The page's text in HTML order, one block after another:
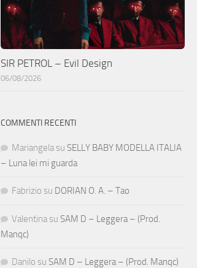
SIR PETROL – Evil Design
06/08/2026
COMMENTI RECENTI
Mariangela su SELLY BABY MODELLA ITALIA
– Luna lei mi guarda
Fabrizio su DORIAN O. A. – Tao
Valentina su SAM D – Leggera – (Prod.
Manqc)
Danilo su SAM D – Leggera – (Prod. Manqc)